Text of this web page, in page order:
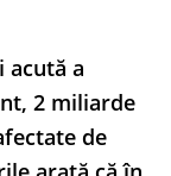
acută a
2 miliarde
de